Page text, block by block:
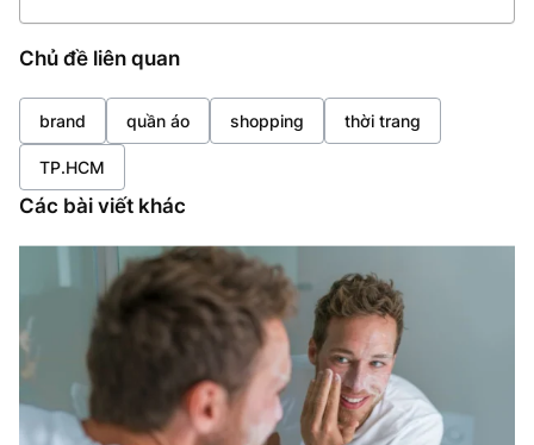
Chủ đề liên quan
brand quần áo shopping thời trang
TP.HCM
Các bài viết khác